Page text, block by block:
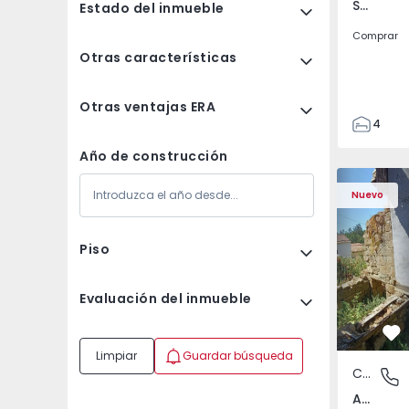
Estado del inmueble
Otras características
Otras ventajas ERA
Año de construcción
Piso
Evaluación del inmueble
Limpiar Guardar búsqueda
Santa Clara e Castelo Viegas, Coimbra
Comprar
4
150
165
88
1
Nuevo
Casa T2 com
Casa
Abrunhosa do Mato, Mangualde